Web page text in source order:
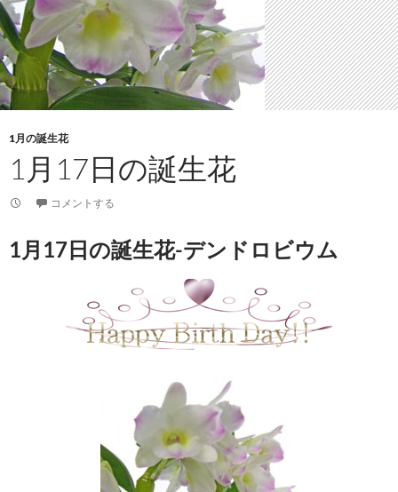
1月の誕生花
1月17日の誕生花
コメントする
1月17日の誕生花-デンドロビウム